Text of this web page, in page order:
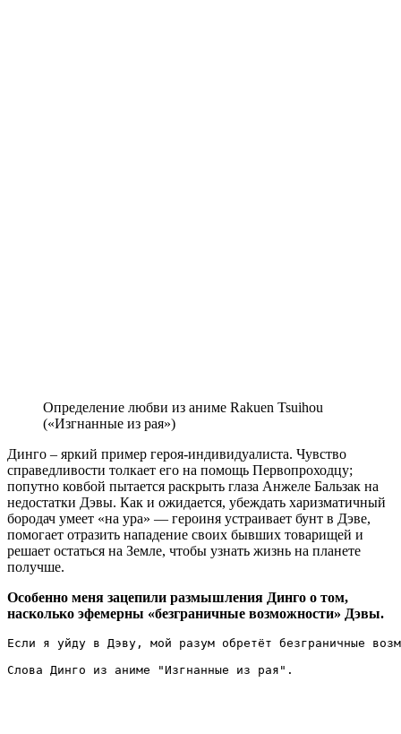
Определение любви из аниме Rakuen Tsuihou
(«Изгнанные из рая»)
Динго – яркий пример героя-индивидуалиста. Чувство
справедливости толкает его на помощь Первопроходцу;
попутно ковбой пытается раскрыть глаза Анжеле Бальзак на
недостатки Дэвы. Как и ожидается, убеждать харизматичный
бородач умеет «на ура» — героиня устраивает бунт в Дэве,
помогает отразить нападение своих бывших товарищей и
решает остаться на Земле, чтобы узнать жизнь на планете
получше.
Особенно меня зацепили размышления Динго о том,
насколько эфемерны «безграничные возможности» Дэвы.
Если я уйду в Дэву, мой разум обретёт безграничные
Слова Динго из аниме "Изгнанные из рая".